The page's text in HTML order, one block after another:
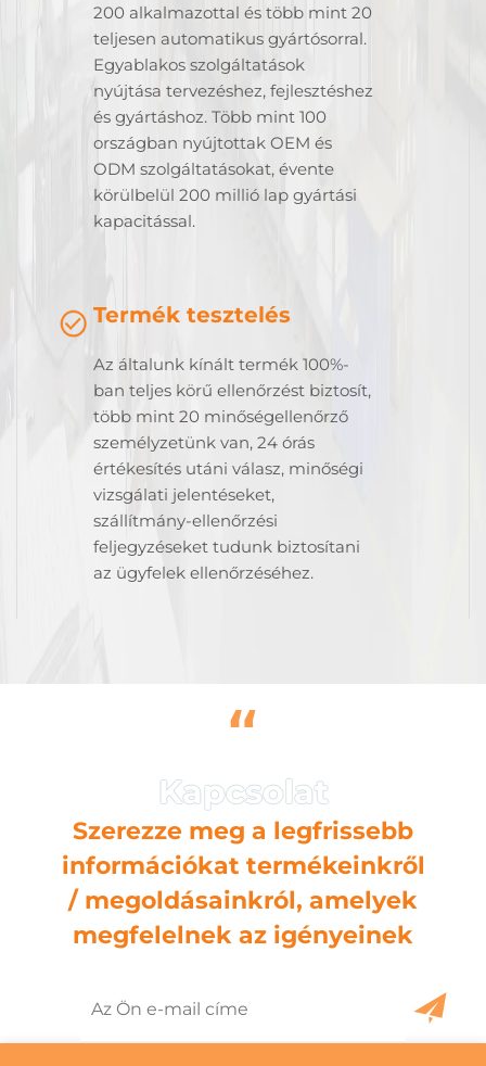
200 alkalmazottal és több mint 20
teljesen automatikus gyártósorral.
Egyablakos szolgáltatások
nyújtása tervezéshez, fejlesztéshez
és gyártáshoz. Több mint 100
országban nyújtottak OEM és
ODM szolgáltatásokat, évente
körülbelül 200 millió lap gyártási
kapacitással.
Termék tesztelés
Az általunk kínált termék 100%-
ban teljes körű ellenőrzést biztosít,
több mint 20 minőségellenőrző
személyzetünk van, 24 órás
értékesítés utáni válasz, minőségi
vizsgálati jelentéseket,
szállítmány-ellenőrzési
feljegyzéseket tudunk biztosítani
az ügyfelek ellenőrzéséhez.
“
Szerezze meg a legfrissebb
információkat termékeinkről
/ megoldásainkról, amelyek
megfelelnek az igényeinek